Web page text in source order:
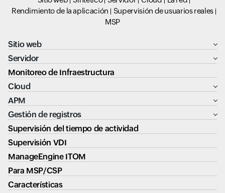
Rendimiento de la aplicación
Supervisión de usuarios reales
MSP
Sitio web
Servidor
Monitoreo de Infraestructura
Cloud
APM
Gestión de registros
Supervisión del tiempo de actividad
Supervisión VDI
ManageEngine ITOM
Para MSP/CSP
Características